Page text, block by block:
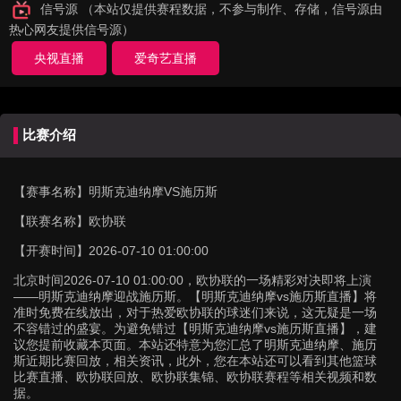
信号源 （本站仅提供赛程数据，不参与制作、存储，信号源由
热心网友提供信号源）
央视直播
爱奇艺直播
比赛介绍
【赛事名称】 明斯克迪纳摩VS施历斯
【联赛名称】 欧协联
【开赛时间】 2026-07-10 01:00:00
北京时间2026-07-10 01:00:00，欧协联的一场精彩对决即将上演
——明斯克迪纳摩迎战施历斯。【明斯克迪纳摩vs施历斯直播】将
准时免费在线放出，对于热爱欧协联的球迷们来说，这无疑是一场
不容错过的盛宴。为避免错过【明斯克迪纳摩vs施历斯直播】，建
议您提前收藏本页面。本站还特意为您汇总了明斯克迪纳摩、施历
斯近期比赛回放，相关资讯，此外，您在本站还可以看到其他篮球
比赛直播、欧协联回放、欧协联集锦、欧协联赛程等相关视频和数
据。